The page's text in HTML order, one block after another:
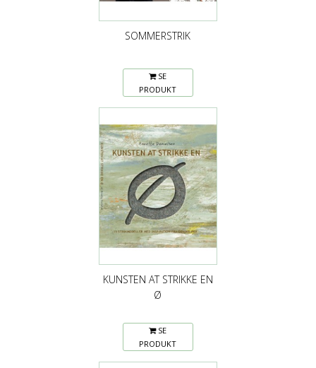
SOMMERSTRIK
SE
PRODUKT
KUNSTEN AT STRIKKE EN
Ø
SE
PRODUKT